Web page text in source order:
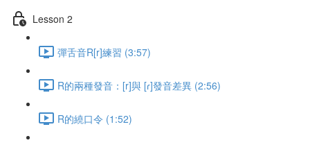
Lesson 2
彈舌音R[r]練習 (3:57)
R的兩種發音：[r]與 [ɾ]發音差異 (2:56)
R的繞口令 (1:52)